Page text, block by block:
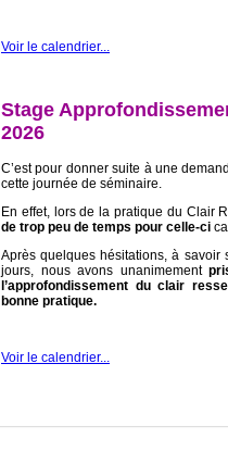
Voir le calendrier...
Stage
2026
C’est pour donner suite à une
cette journée de séminaire.
En effet, lors de la pratique du Clair
de trop peu de temps pour celle-ci
Après quelques hésitations, à
jours, nous avons unanimement
l’approfondissement du clair
bonne pratique.
Voir le calendrier...